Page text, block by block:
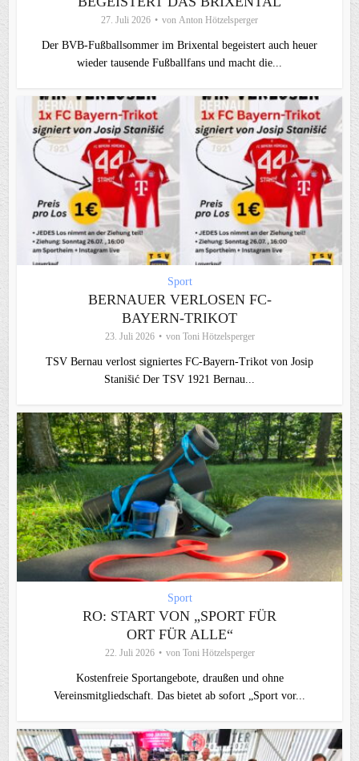
27. Juli 2026 von Anton Hötzelsperger
Der BVB-Fußballsommer im Brixental begeistert auch heuer
wieder tausende Fußballfans und macht die...
Sport
BERNAUER VERLOSEN FC-
BAYERN-TRIKOT
23. Juli 2026 von Toni Hötzelsperger
TSV Bernau verlost signiertes FC‑Bayern‑Trikot von Josip
Stanišić Der TSV 1921 Bernau...
Sport
RO: START VON „SPORT FÜR
ORT FÜR ALLE“
22. Juli 2026 von Toni Hötzelsperger
Kostenfreie Sportangebote, draußen und ohne
Vereinsmitgliedschaft. Das bietet ab sofort „Sport vor...